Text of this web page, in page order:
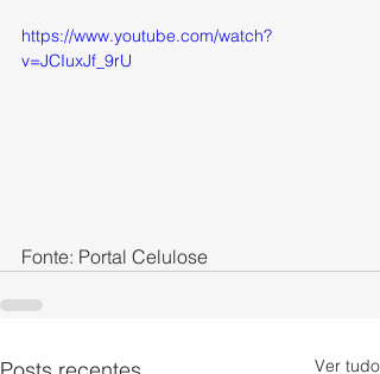
https://www.youtube.com/watch?
v=JCIuxJf_9rU
Fonte: Portal Celulose
Ver tudo